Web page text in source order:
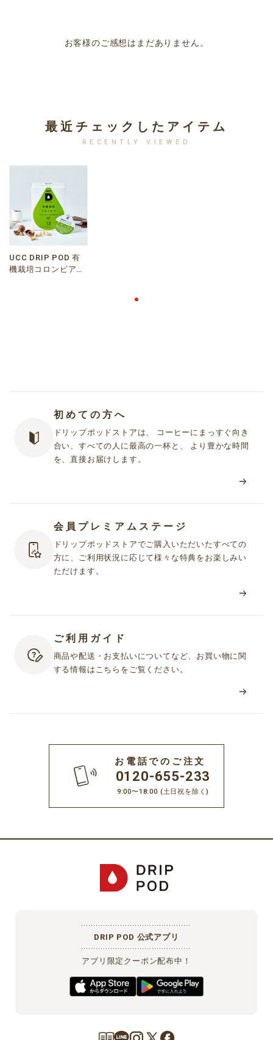
お客様のご感想はまだありません。
最近チェックしたアイテム
RECENTLY VIEWED
UCC DRIP POD 有
機栽培コロンビア
初めての方へ
ドリップポッドストアは、 コーヒーにまっすぐ向き
合い、すべての人に最高の一杯と、 より豊かな時間
を、直接お届けします。
会員プレミアムステージ
ドリップポッドストアでご購入いただいたすべての
方に、ご利用状況に応じて様々な特典をお楽しみい
ただけます。
ご利用ガイド
商品や配送・お支払いについてなど、お買い物に関
する情報はこちらをご覧ください。
お電話でのご注文
0120-655-233
9:00〜18:00 (土日祝を除く)
DRIP POD 公式アプリ
アプリ限定クーポン配布中！